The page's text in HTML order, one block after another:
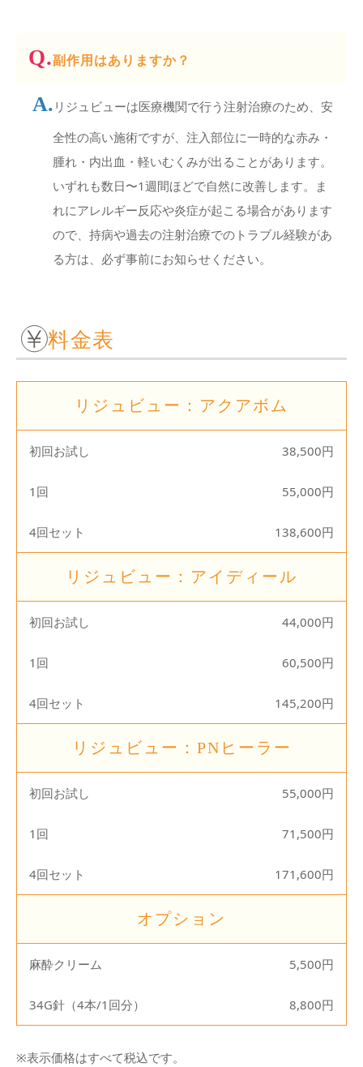
副作用はありますか？
リジュビューは医療機関で行う注射治療のため、安
全性の高い施術ですが、注入部位に一時的な赤み・
腫れ・内出血・軽いむくみが出ることがあります。
いずれも数日〜1週間ほどで自然に改善します。ま
れにアレルギー反応や炎症が起こる場合があります
ので、持病や過去の注射治療でのトラブル経験があ
る方は、必ず事前にお知らせください。
料金表
リジュビュー：アクアボム
初回お試し 38,500円
1回 55,000円
4回セット 138,600円
リジュビュー：アイディール
初回お試し 44,000円
1回 60,500円
4回セット 145,200円
リジュビュー：PNヒーラー
初回お試し 55,000円
1回 71,500円
4回セット 171,600円
オプション
麻酔クリーム 5,500円
34G針（4本/1回分） 8,800円
※表示価格はすべて税込です。